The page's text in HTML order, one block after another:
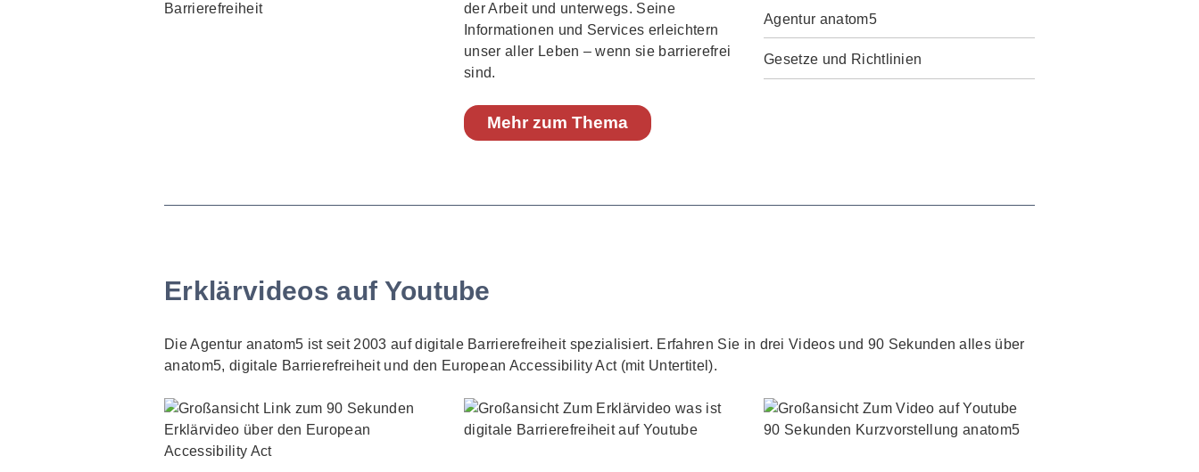
der Arbeit und unterwegs. Seine
Informationen und Services erleichtern
unser aller Leben – wenn sie barrierefrei
sind.
Mehr zum Thema
Agentur anatom5
Gesetze und Richtlinien
Erklärvideos auf Youtube
Die Agentur anatom5 ist seit 2003 auf digitale Barrierefreiheit spezialisiert. Erfahren Sie in drei Videos und 90 Sekunden alles über
anatom5, digitale Barrierefreiheit und den European Accessibility Act (mit Untertitel).